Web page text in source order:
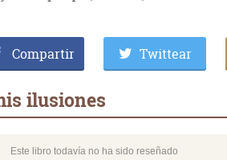
Compartir Twittear
ilusiones
Este libro todavía no ha sido reseñado